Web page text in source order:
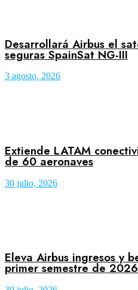
Desarrollará Airbus el
seguras SpainSat NG-III
3 agosto, 2026
Extiende LATAM
de 60 aeronaves
30 julio, 2026
Eleva Airbus ingresos y
primer semestre de 2026